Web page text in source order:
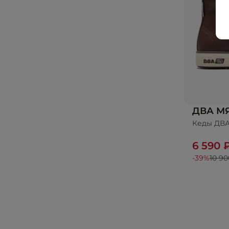
ДВА
Кеды
6 590
-39%10